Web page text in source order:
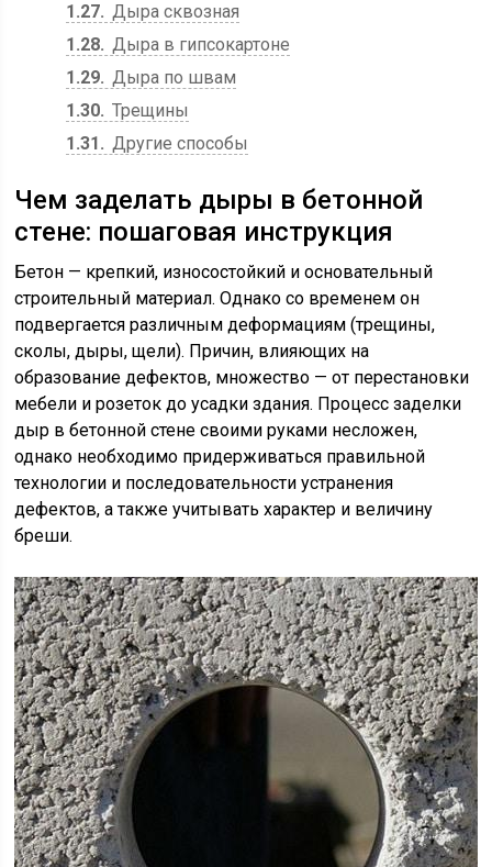
1.27 Дыра сквозная
1.28 Дыра в гипсокартоне
1.29 Дыра по швам
1.30 Трещины
1.31
Другие способы
Чем заделать дыры в бетонной
стене: пошаговая инструкция
Бетон — крепкий, износостойкий и основательный
строительный материал. Однако со временем он
подвергается различным деформациям (трещины,
сколы, дыры, щели). Причин, влияющих на
образование дефектов, множество — от перестановки
мебели и розеток до усадки здания. Процесс заделки
дыр в бетонной стене своими руками несложен,
однако необходимо придерживаться правильной
технологии и последовательности устранения
дефектов, а также учитывать характер и величину
бреши.